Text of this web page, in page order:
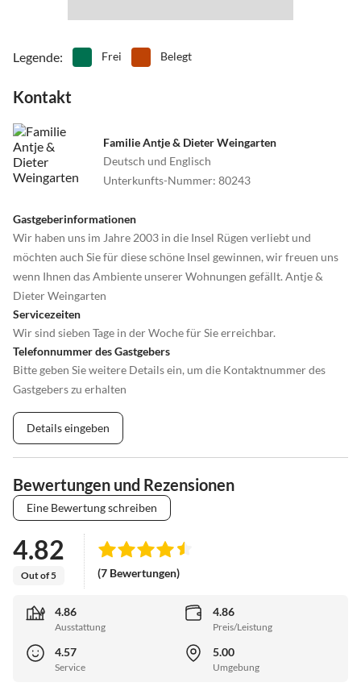
Legende: Frei Belegt
Kontakt
Familie Antje & Dieter Weingarten
Deutsch und Englisch
Unterkunfts-Nummer: 80243
Gastgeberinformationen
Wir haben uns im Jahre 2003 in die Insel Rügen verliebt und
möchten auch Sie für diese schöne Insel gewinnen, wir freuen uns
wenn Ihnen das Ambiente unserer Wohnungen gefällt. Antje &
Dieter Weingarten
Servicezeiten
Wir sind sieben Tage in der Woche für Sie erreichbar.
Telefonnummer des Gastgebers
Bitte geben Sie weitere Details ein, um die Kontaktnummer des
Gastgebers zu erhalten
Details eingeben
Bewertungen und Rezensionen
Eine Bewertung schreiben
4.82
Out of 5 (7 Bewertungen)
4.86
Ausstattung
4.86
Preis/Leistung
4.57
Service
5.00
Umgebung